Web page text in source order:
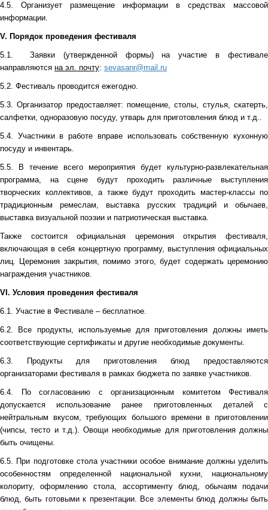
4.5. Организует размещение информации в средствах массовой
информации.
V. Порядок проведения фестиваля
5.1. Заявки (утвержденной формы) на участие в фестивале
направляются на эл. почту: sevasanr@mail.ru
5.2. Фестиваль проводится ежегодно.
5.3. Организатор предоставляет: помещение, столы, стулья, скатерть,
салфетки, одноразовую посуду, утварь для приготовления блюд и т.д..
5.4. Участники в работе вправе использовать собственную кухонную
посуду и инвентарь.
5.5. В течение всего мероприятия будет культурно-развлекательная
программа, на сцене будут проходить различные выступления
творческих коллективов, а также будут проходить мастер-классы по
традиционным ремеслам, выставка русских традиций и обычаев,
выставка визуальной поэзии и патриотическая выставка.
Также состоится официальная церемония открытия фестиваля,
включающая в себя концертную программу, выступления официальных
лиц. Церемония закрытия, помимо этого, будет содержать церемонию
награждения участников.
VI. Условия проведения фестиваля
6.1. Участие в Фестивале – бесплатное.
6.2. Все продукты, используемые для приготовления должны иметь
соответствующие сертификаты и другие необходимые документы.
6.3. Продукты для приготовления блюд предоставляются
организаторами фестиваля в рамках бюджета по заявке участников.
6.4. По согласованию с организационным комитетом Фестиваля
допускается использование ранее приготовленных деталей с
нейтральным вкусом, требующих большого времени в приготовлении
(чипсы, тесто и т.д.). Овощи необходимые для приготовления должны
быть очищены.
6.5. При подготовке стола участники особое внимание должны уделить
особенностям определенной национальной кухни, национальному
колориту, оформлению стола, ассортименту блюд, обычаям подачи
блюд, быть готовыми к презентации. Все элементы блюд должны быть